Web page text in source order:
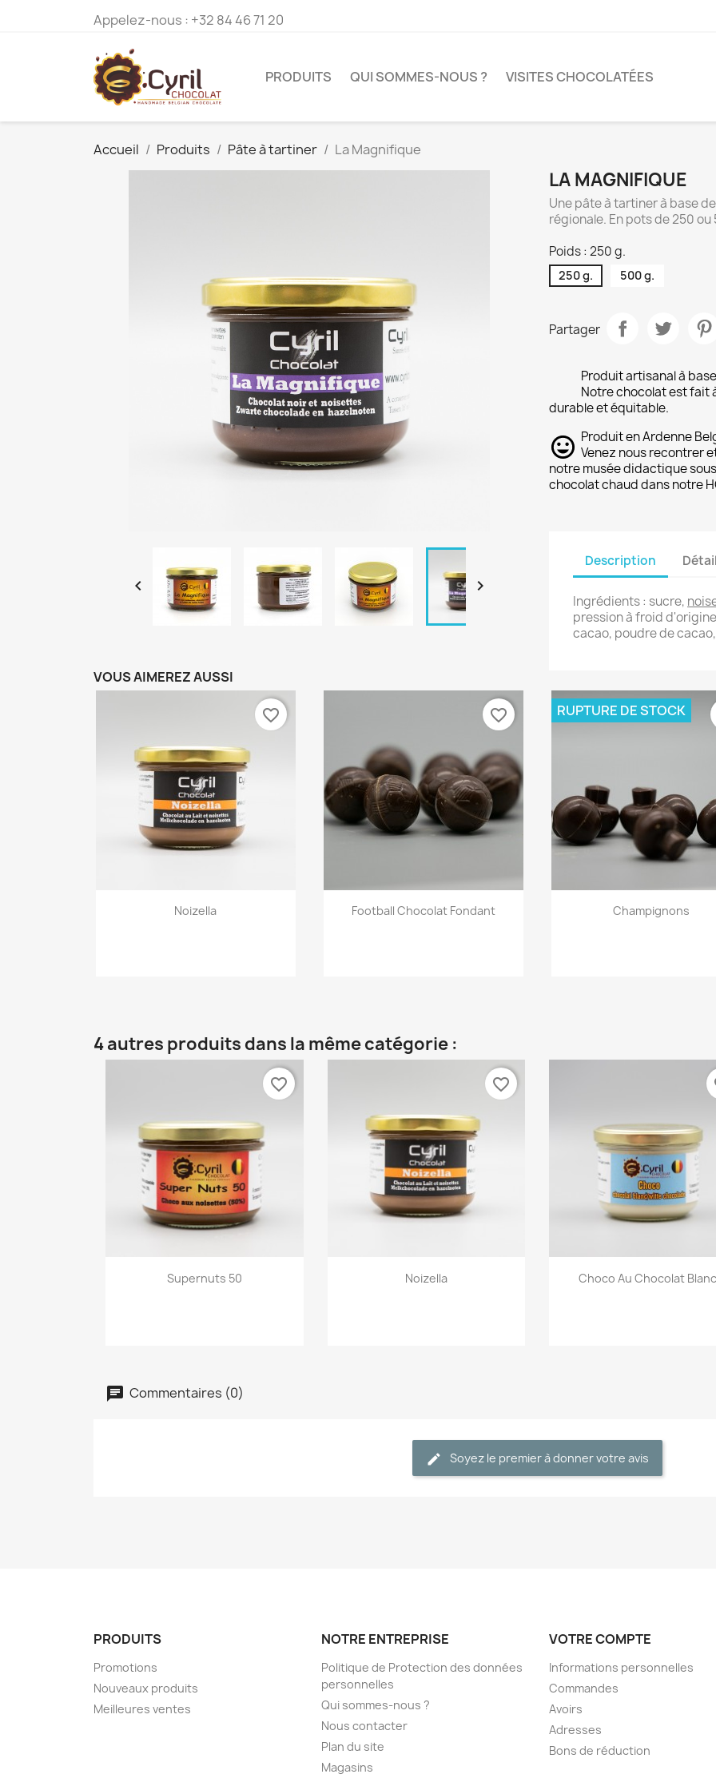
Appelez-nous : +32 84 46 71 20
PRODUITS QUI SOMMES-NOUS ? VISITES CHOCOLATÉES
Accueil Produits Pâte à tartiner La Magnifique
 
LA MAGNIFIQUE
Une pâte à tartiner à base
régionale. En pots de 250 ou
Poids : 250 g.
250 g. 500 g.
Partager
Produit artisanal à
Notre chocolat est fait
durable et équitable.
Produit en Ardenne
Venez nous recontrer
notre musée didactique
chocolat chaud dans notre
Description
Ingrédients : sucre,
pression à froid
cacao, poudre de
VOUS AIMEREZ AUSSI
Aperçu rapide
Noizella
favorite_border
Aperçu rapide
Football Chocolat Fondant
favorite_border
Aperçu rapide
Champignons
RUPTURE DE STOCK
4 autres produits dans la même catégorie :
Aperçu rapide
Supernuts 50
favorite_border
Aperçu rapide
Noizella
favorite_border
Aperçu rapide
Choco Au Chocolat Blanc
Commentaires (0)
Soyez le premier à donner votre avis
PRODUITS
Promotions
Nouveaux produits
Meilleures ventes
NOTRE ENTREPRISE
Politique de Protection des données
personnelles
Qui sommes-nous ?
Nous contacter
Plan du site
Magasins
VOTRE COMPTE
Informations personnelles
Commandes
Avoirs
Adresses
Bons de réduction